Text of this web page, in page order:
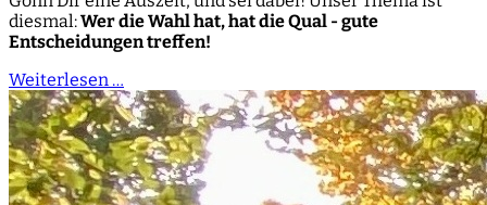
diesmal:Wer die Wahl hat, hat die Qual - gute
Entscheidungen treffen!
Weiterlesen …